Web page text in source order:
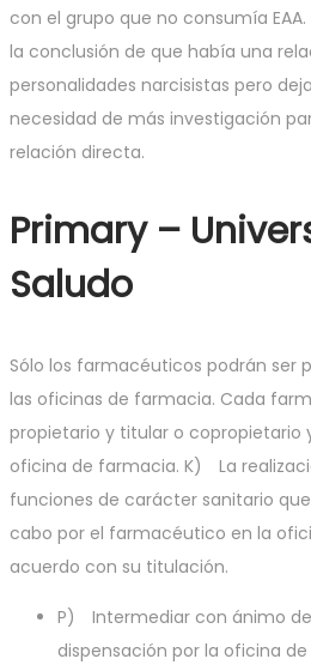
con el grupo que no consumía
la conclusión de que había una
personalidades narcisistas pero
necesidad de más investigación
relación directa.
Primary –
Saludo
Sólo los farmacéuticos podrán ser
las oficinas de farmacia. Cada
propietario y titular o copropietario
oficina de farmacia. K) La
funciones de carácter sanitario
cabo por el farmacéutico en la
acuerdo con su titulación.
P) Intermediar con ánimo
dispensación por la oficina